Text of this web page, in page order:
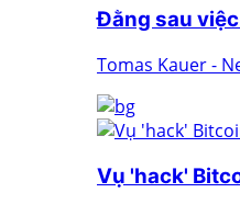
Đằng sau
Tomas Kauer -
Vụ 'hack'